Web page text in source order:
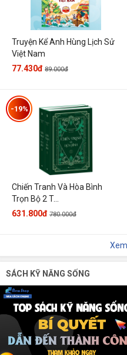
Truyện Kể Anh Hùng Lịch Sử
Việt Nam
77.430đ 89.000đ
Chiến Tranh Và Hòa Bình
Trọn Bộ 2 T...
-19%
631.800đ 780.000đ
SÁCH KỸ NĂNG SỐNG